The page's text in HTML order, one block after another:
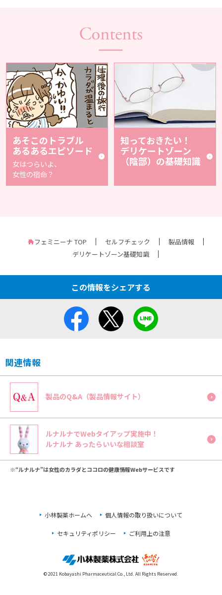
あそこのトラブル
あるあるエピソード
女はつらいよ、
女性の宿命？
知っておきたい！
デリケートゾーン
（陰部）の基礎知識
この情報をシェアする
フェミニーナ TOP セルフチェック
製品情報
デリケートゾーン基礎知識
関連情報
製品のQ&A（製品情報サイト）
ルナルナでWebタイアップ実施中！
ルナルナ あったらいいな相談室
※“ルナルナ”は女性のカラダとココロの健康情報Webサービスです
小林製薬ホームへ 個人情報の取り扱いについて
セキュリティポリシー ご利用上の注意
© 2021 Kobayashi Pharmaceutical Co., Ltd. All Rights Reserved.